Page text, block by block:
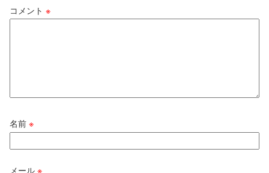
コメント ※
名前※
メール※